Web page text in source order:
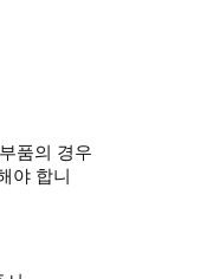
품의 경우
야 합니